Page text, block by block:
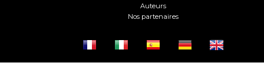
Auteurs
Nos partenaires